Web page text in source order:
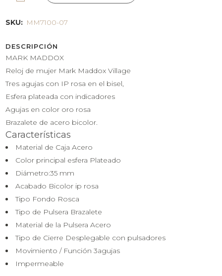
SKU: MM7100-07
DESCRIPCIÓN
MARK MADDOX
Reloj de mujer Mark Maddox Village
Tres agujas con IP rosa en el bisel,
Esfera plateada con indicadores
Agujas en color oro rosa
Brazalete de acero bicolor.
Características
Material de CajaAcero
Color principal esfera Plateado
Diámetro:35 mm
Acabado Bicolor ip rosa
Tipo Fondo Rosca
Tipo de Pulsera Brazalete
Material de la PulseraAcero
Tipo de Cierre Desplegable con pulsadores
Movimiento / Función3agujas
Impermeable